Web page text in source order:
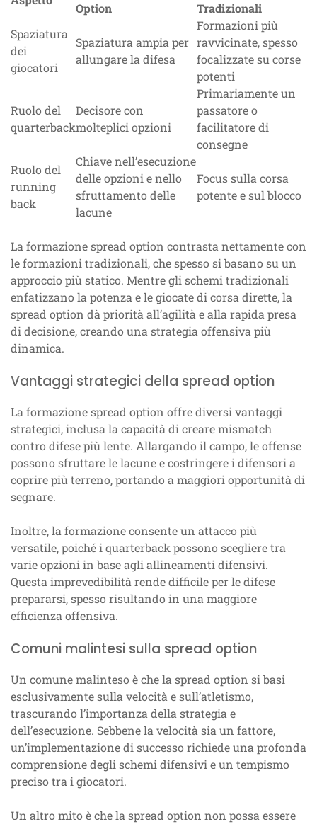
Option
Tradizionali
Spaziatura
dei
giocatori
Spaziatura ampia per
allungare la difesa
Formazioni più
ravvicinate, spesso
focalizzate su corse
potenti
Ruolo del
quarterback
Decisore con
molteplici opzioni
Primariamente un
passatore o
facilitatore di
consegne
Ruolo del
running
back
Chiave nell’esecuzione
delle opzioni e nello
sfruttamento delle
lacune
Focus sulla corsa
potente e sul blocco
La formazione spread option contrasta nettamente con
le formazioni tradizionali, che spesso si basano su un
approccio più statico. Mentre gli schemi tradizionali
enfatizzano la potenza e le giocate di corsa dirette, la
spread option dà priorità all’agilità e alla rapida presa
di decisione, creando una strategia offensiva più
dinamica.
Vantaggi strategici della spread option
La formazione spread option offre diversi vantaggi
strategici, inclusa la capacità di creare mismatch
contro difese più lente. Allargando il campo, le offense
possono sfruttare le lacune e costringere i difensori a
coprire più terreno, portando a maggiori opportunità di
segnare.
Inoltre, la formazione consente un attacco più
versatile, poiché i quarterback possono scegliere tra
varie opzioni in base agli allineamenti difensivi.
Questa imprevedibilità rende difficile per le difese
prepararsi, spesso risultando in una maggiore
efficienza offensiva.
Comuni malintesi sulla spread option
Un comune malinteso è che la spread option si basi
esclusivamente sulla velocità e sull’atletismo,
trascurando l’importanza della strategia e
dell’esecuzione. Sebbene la velocità sia un fattore,
un’implementazione di successo richiede una profonda
comprensione degli schemi difensivi e un tempismo
preciso tra i giocatori.
Un altro mito è che la spread option non possa essere